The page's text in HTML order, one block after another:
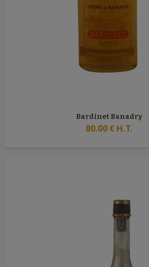
Bardinet Banadry
80.00€ H.T.